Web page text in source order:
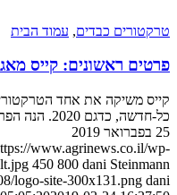
טרקטורים כבדים, עמוד הבית
פרטים ראשונים: קייס
קייס משיקה את אחד
כל-חדשה, כדגם 2020. הנה הפרטים שכבר ידועים
25 בפברואר 2019
www.agrinews.co.il/wp-
450 800 dani Steinmann
logo-site-300x131.png dani